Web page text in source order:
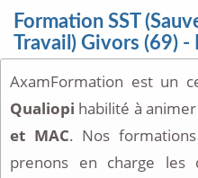
Formation SST
Travail) Givors (69)
AxamFormation est un
Qualiopi habilité à
et MAC. Nos
prenons en charge les